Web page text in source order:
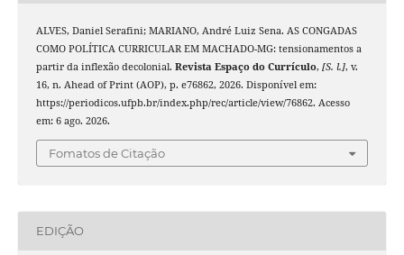
ALVES, Daniel Serafini; MARIANO, André Luiz Sena. AS CONGADAS
COMO POLÍTICA CURRICULAR EM MACHADO-MG: tensionamentos a
partir da inflexão decolonial. Revista Espaço do Currículo, [S. l.], v.
16, n. Ahead of Print (AOP), p. e76862, 2026. Disponível em:
https://periodicos.ufpb.br/index.php/rec/article/view/76862. Acesso
em: 6 ago. 2026.
Fomatos de Citação
EDIÇÃO